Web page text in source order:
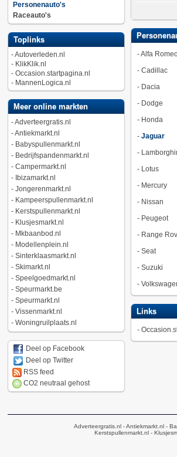
Personenauto's
Raceauto's
Toplinks
-Autoverleden.nl
- KlikKlik.nl
- Occasion.startpagina.nl
- MannenLogica.nl
Meer online markten
-Adverteergratis.nl
-Antiekmarkt.nl
- Babyspullenmarkt.nl
- Bedrijfspandenmarkt.nl
- Campermarkt.nl
- Ibizamarkt.nl
- Jongerenmarkt.nl
- Kampeerspullenmarkt.nl
- Kerstspullenmarkt.nl
- Klusjesmarkt.nl
- Mkbaanbod.nl
- Modellenplein.nl
- Sinterklaasmarkt.nl
- Skimarkt.nl
- Speelgoedmarkt.nl
- Speurmarkt.be
- Speurmarkt.nl
- Vissenmarkt.nl
- Woningruilplaats.nl
Deel op Facebook
Deel op Twitter
RSS feed
CO2 neutraal gehost
-Alfa
- Cadillac
- Dacia
- Dodge
- Honda
- Jaguar
-
- Lotus
- Mercury
- Nissan
- Peugeot
- Range
- Seat
- Suzuki
-
Links
-
Adverteergratis.nl - Antiekmarkt.nl -
Kerstspullenmarkt.nl -